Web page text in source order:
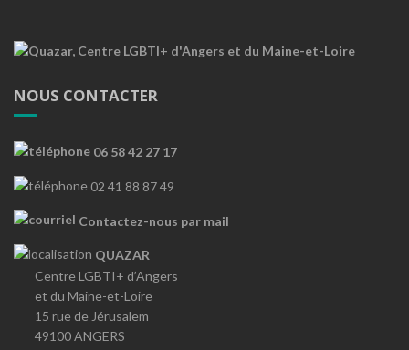
NOUS CONTACTER
06 58 42 27 17
02 41 88 87 49
Contactez-nous par mail
QUAZAR
Centre LGBTI+ d’Angers
et du Maine-et-Loire
15 rue de Jérusalem
49100 ANGERS